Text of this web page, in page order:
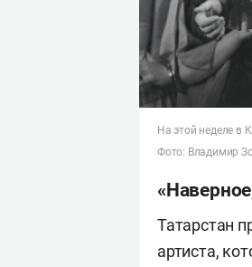
На этой неделе в
Фото: Владимир
Татарстан
артиста,